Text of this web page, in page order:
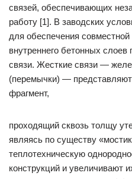
связей, обеспечивающих
работу [1]. В заводских
для обеспечения
внутреннего бетонных
связи. Жесткие связи —
(перемычки) —
фрагмент,
проходящий сквозь толщу
являясь по существу
теплотехническую
конструкций и увеличивают